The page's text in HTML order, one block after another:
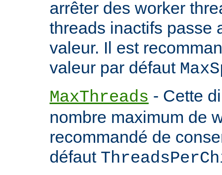
arrêter des worker
threads inactifs passe
valeur. Il est
valeur par défaut
MaxThreads - Cette
nombre maximum de
recommandé de
défaut